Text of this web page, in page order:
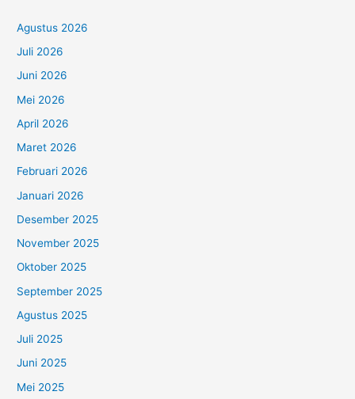
Agustus 2026
Juli 2026
Juni 2026
Mei 2026
April 2026
Maret 2026
Februari 2026
Januari 2026
Desember 2025
November 2025
Oktober 2025
September 2025
Agustus 2025
Juli 2025
Juni 2025
Mei 2025